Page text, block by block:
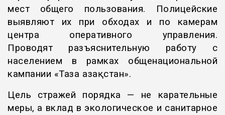
мест общего пользования. Полицейские
выявляют их при обходах и по камерам
центра оперативного управления.
Проводят разъяснительную работу с
населением в рамках общенациональной
кампании «Таза Қазақстан».
Цель стражей порядка — не карательные
меры, а вклад в экологическое и санитарное